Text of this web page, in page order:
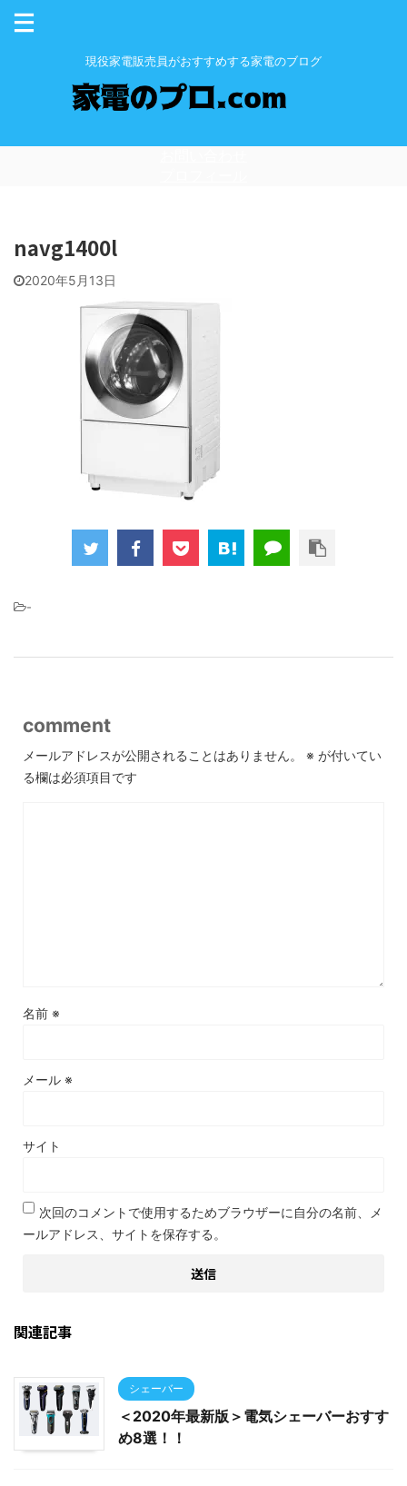
現役家電販売員がおすすめする家電のブログ
navg1400l
2020年5月13日
-
comment
メールアドレスが公開されることはありません。 ※ が付いてい
る欄は必須項目です
名前 ※
メール ※
サイト
次回のコメントで使用するためブラウザーに自分の名前、メ
ールアドレス、サイトを保存する。
関連記事
シェーバー
＜2020年最新版＞電気シェーバーおすす
め8選！！